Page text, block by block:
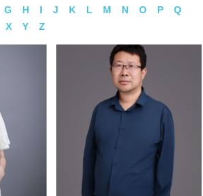
G H I J K L M N O P
Q
X Y Z